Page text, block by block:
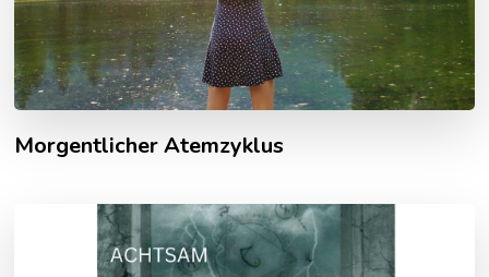
Morgentlicher Atemzyklus